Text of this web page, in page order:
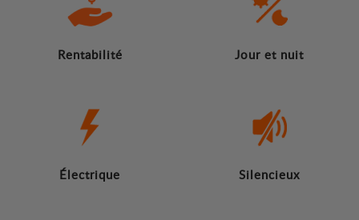
Rentabilité Jour et nuit
Électrique Silencieux